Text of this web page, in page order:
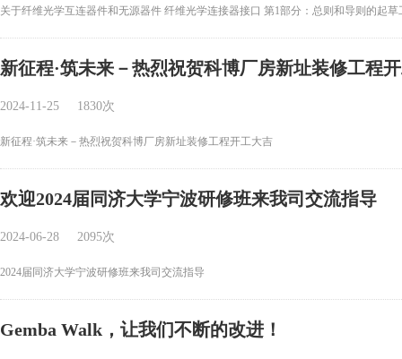
关于纤维光学互连器件和无源器件 纤维光学连接器接口 第1部分：总则和导则的起草
新征程·筑未来－热烈祝贺科博厂房新址装修工程
2024-11-25 1830次
新征程·筑未来－热烈祝贺科博厂房新址装修工程开工大吉
欢迎2024届同济大学宁波研修班来我司交流指导
2024-06-28 2095次
2024届同济大学宁波研修班来我司交流指导
Gemba Walk，让我们不断的改进！